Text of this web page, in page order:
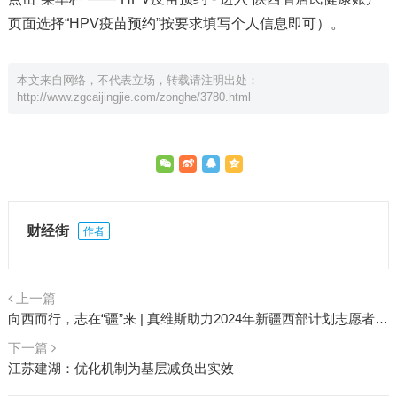
页面选择“HPV疫苗预约”按要求填写个人信息即可）。
本文来自网络，不代表立场，转载请注明出处：
http://www.zgcaijingjie.com/zonghe/3780.html
财经街 作者
上一篇
向西而行，志在“疆”来 | 真维斯助力2024年新疆西部计划志愿者出征
下一篇
江苏建湖：优化机制为基层减负出实效